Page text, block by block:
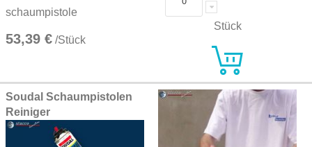
schaumpistole
53,39 € /Stück
Stück
Soudal Schaumpistolen
Reiniger